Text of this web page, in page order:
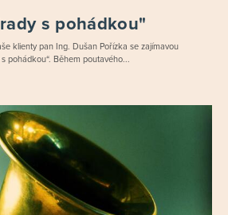
s pohádkou"
klienty pan Ing. Dušan Pořízka se zajímavou
pohádkou“. Během poutavého...